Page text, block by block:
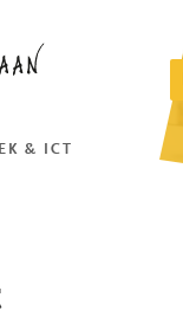
& ICT